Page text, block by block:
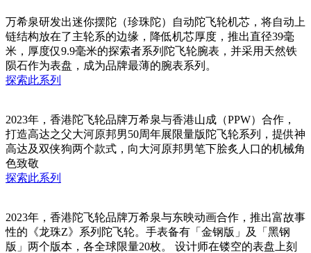
万希泉研发出迷你摆陀（珍珠陀）自动陀飞轮机芯，将自动上
链结构放在了主轮系的边缘，降低机芯厚度，推出直径39毫
米，厚度仅9.9毫米的探索者系列陀飞轮腕表，并采用天然铁
陨石作为表盘，成为品牌最薄的腕表系列。
探索此系列
2023年，香港陀飞轮品牌万希泉与香港山成（PPW）合作，
打造高达之父大河原邦男50周年展限量版陀飞轮系列，提供神
高达及双侠狗两个款式，向大河原邦男笔下脍炙人口的机械角
色致敬
探索此系列
2023年，香港陀飞轮品牌万希泉与东映动画合作，推出富故事
性的《龙珠Z》系列陀飞轮。手表备有「金钢版」及「黑钢
版」两个版本，各全球限量20枚。 设计师在镂空的表盘上刻